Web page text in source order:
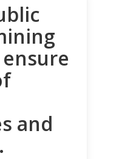
and